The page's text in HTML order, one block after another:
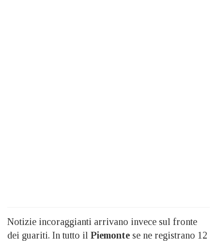
Notizie incoraggianti arrivano invece sul fronte
dei guariti. In tutto il Piemonte se ne registrano 12